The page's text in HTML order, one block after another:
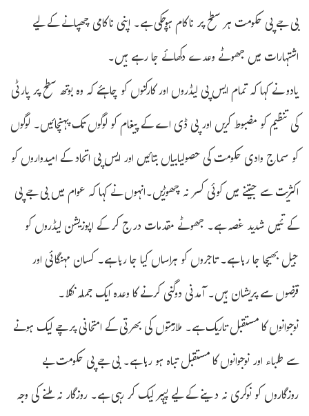
بی جے پی حکومت ہر سطح پر ناکام ہوچکی ہے۔ اپنی ناکامی چھپانے کے لیے
اشتہارات میں جھوٹے وعدے دکھائے جا رہے ہیں۔
یادو نے کہا کہ تمام ایس پی لیڈروں اور کارکنوں کو چاہئے کہ وہ بوتھ سطح پر پارٹی
کی تنظیم کو مضبوط کریں اور پی ڈی اے کے پیغام کو لوگوں تک پہنچائیں۔ لوگوں
کو سماج وادی حکومت کی حصولیابیاں بتائیں اور ایس پی اتحاد کے امیدواروں کو
اکثریت سے جیتنے میں کوئی کسر نہ چھوڑیں۔انہوں نے کہا کہ عوام میں بی جے پی
کے تئیں شدید غصہ ہے۔ جھوٹے مقدمات درج کر کے اپوزیشن لیڈروں کو
جیل بھیجا جا رہا ہے۔ تاجروں کو ہراساں کیا جا رہا ہے۔ کسان مہنگائی اور
قرضوں سے پریشان ہیں۔ آمدنی دوگنی کرنے کا وعدہ ایک جملہ نکلا۔
نوجوانوں کا مستقبل تاریک ہے۔ ملازمتوں کی بھرتی کے امتحانی پرچے لیک ہونے
سے طلباء اور نوجوانوں کا مستقبل تباہ ہو رہا ہے۔ بی جے پی حکومت بے
روزگاروں کو نوکری نہ دینے کے لیے پیپر لیک کر رہی ہے۔ روزگار نہ ملنے کی وجہ